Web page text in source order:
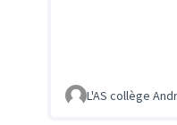
L'AS collège